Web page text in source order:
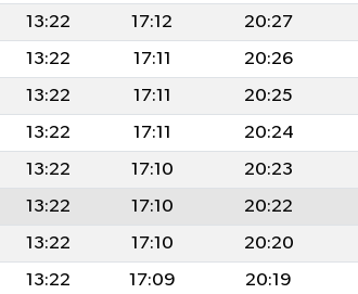
13:22 17:12 20:27
13:22 17:11 20:26
13:22 17:11 20:25
13:22 17:11 20:24
13:22 17:10 20:23
13:22 17:10 20:22
13:22 17:10 20:20
13:22 17:09 20:19